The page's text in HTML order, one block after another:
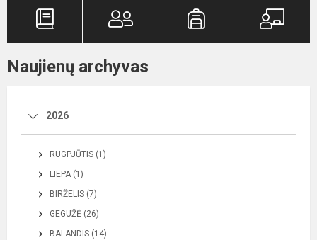
Naujienų archyvas
2026
RUGPJŪTIS (1)
LIEPA (1)
BIRŽELIS (7)
GEGUŽĖ (26)
BALANDIS (14)